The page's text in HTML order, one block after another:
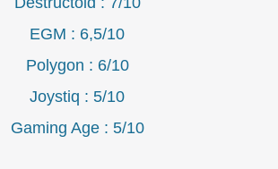
EGM : 6,5/10
Polygon : 6/10
Joystiq : 5/10
Gaming Age : 5/10